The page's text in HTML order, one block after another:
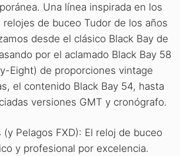
Una línea inspirada en los
relojes de buceo Tudor de los años
desde el clásico Black Bay de
por el aclamado Black Bay 58
Eight) de proporciones vintage
el contenido Black Bay 54, hasta
versiones GMT y cronógrafo.
(y Pelagos FXD): El reloj de buceo
y profesional por excelencia.